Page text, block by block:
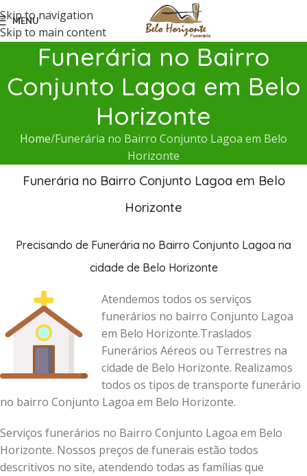
Skip to navigation
Skip to main content
MENU
Funerária no Bairro
Conjunto Lagoa em Belo
Horizonte
Home Funerária no Bairro Conjunto Lagoa em Belo
Horizonte
Funerária no Bairro Conjunto Lagoa em Belo
Horizonte
Precisando de Funerária no Bairro Conjunto Lagoa na
cidade de Belo Horizonte
Atendemos todos os serviços
funerários no bairro Conjunto Lagoa
em Belo Horizonte.Traslados
Funerários Aéreos ou Terrestres na
cidade de Belo Horizonte. Realizamos
todos os tipos de transporte funerário
no bairro Conjunto Lagoa em Belo Horizonte.
Serviços funerários no Bairro Conjunto Lagoa em Belo
Horizonte. Nossos preços de funerais estão todos
descritivos no site, atendendo todas as famílias que